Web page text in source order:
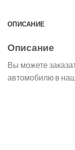
ОПИСАНИЕ
Описание
Вы можете
автомобилю в